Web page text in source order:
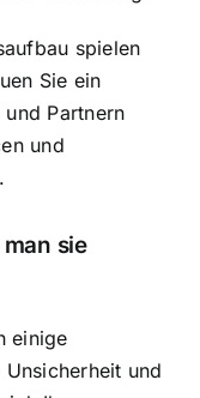
spielen
Sie ein
Partnern
und
sie
einige
und